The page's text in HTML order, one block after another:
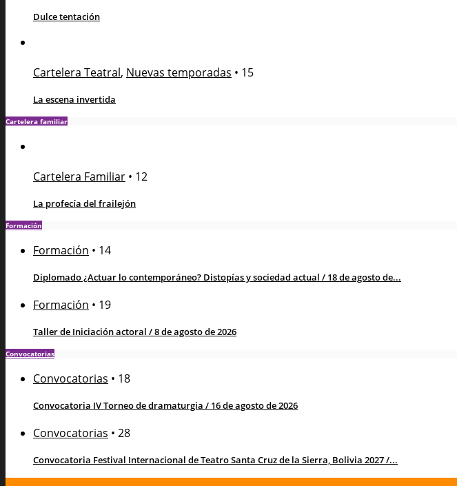
Dulce tentación
Cartelera Teatral, Nuevas temporadas • 15
La escena invertida
Cartelera familiar
Cartelera Familiar • 12
La profecía del frailejón
Formación
Formación • 14
Diplomado ¿Actuar lo contemporáneo? Distopías y sociedad actual / 18 de agosto de...
Formación • 19
Taller de Iniciación actoral / 8 de agosto de 2026
Convocatorias
Convocatorias • 18
Convocatoria IV Torneo de dramaturgia / 16 de agosto de 2026
Convocatorias • 28
Convocatoria Festival Internacional de Teatro Santa Cruz de la Sierra, Bolivia 2027 /...